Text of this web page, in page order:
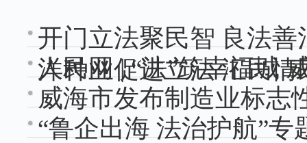
开门立法聚民智 良法
洋种业促进立法 汇民
人民网 | “法”筑幸福城
威海市发布制造业标志
“鲁企出海 法治护航”